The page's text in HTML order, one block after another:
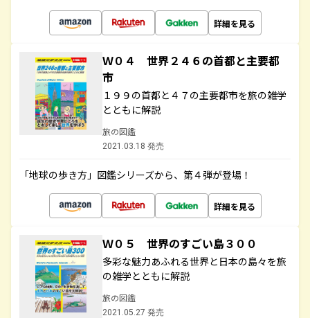
詳細を見る
Ｗ０４ 世界２４６の首都と主要都
市
１９９の首都と４７の主要都市を旅の雑学
とともに解説
旅の図鑑
2021.03.18 発売
「地球の歩き方」図鑑シリーズから、第４弾が登場！
詳細を見る
Ｗ０５ 世界のすごい島３００
多彩な魅力あふれる世界と日本の島々を旅
の雑学とともに解説
旅の図鑑
2021.05.27 発売